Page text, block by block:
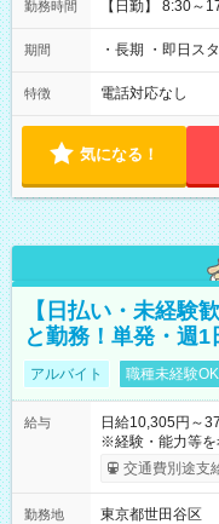
勤務時間 【日勤】 8:30～
期間 ・長期 ・即日ス
特徴 電話対応なし
気になる！
【日払い・未経験
と勤務！単発・週
アルバイト 職種未経験OK
給与
日給10,305円～
※経験・能力等を考
間】試用期間なし
交通費別途支
勤務地
東京都世田谷区